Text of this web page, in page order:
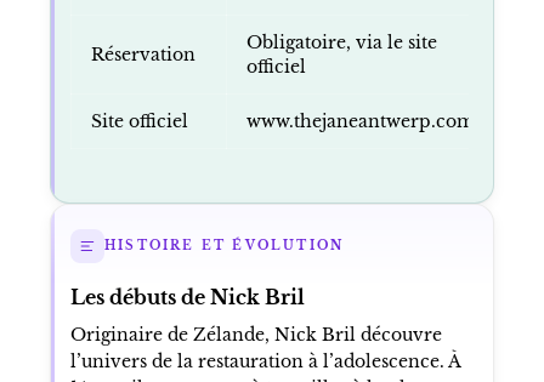
Réservation
Obligatoire, via le site
officiel
Site officiel www.thejaneantwerp.com
HISTOIRE ET ÉVOLUTION
Les débuts de Nick Bril
Originaire de Zélande, Nick Bril découvre
l’univers de la restauration à l’adolescence. À